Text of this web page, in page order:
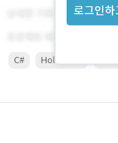
로그인
C# Hololens2